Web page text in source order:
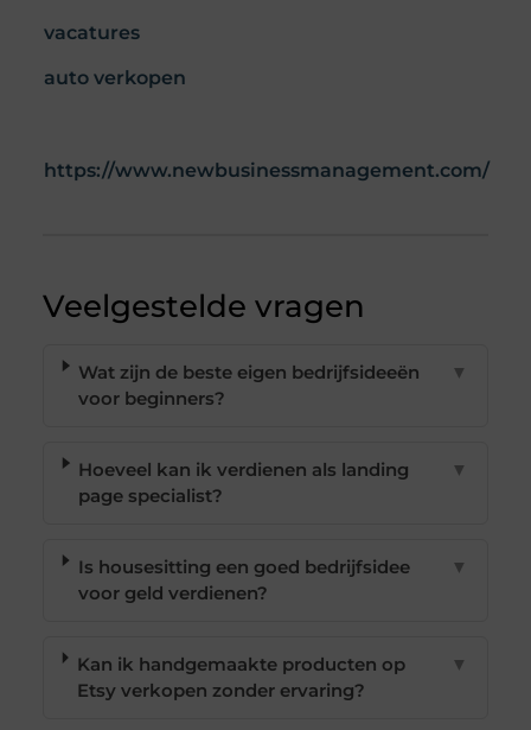
vacatures
auto verkopen
https://www.newbusinessmanagement.com/
Veelgestelde vragen
Wat zijn de beste eigen bedrijfsideeën
voor beginners?
▼
Hoeveel kan ik verdienen als landing
page specialist?
▼
Is housesitting een goed bedrijfsidee
voor geld verdienen?
▼
Kan ik handgemaakte producten op
Etsy verkopen zonder ervaring?
▼